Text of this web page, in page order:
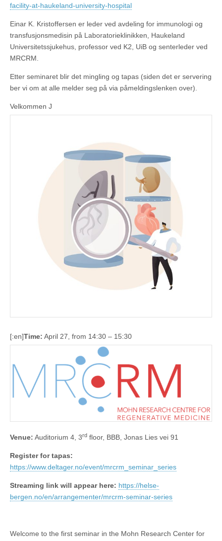
facility-at-haukeland-university-hospital
Einar K. Kristoffersen er leder ved avdeling for immunologi og
transfusjonsmedisin på Laboratorieklinikken, Haukeland
Universitetssjukehus, professor ved K2, UiB og senterleder ved
MRCRM.
Etter seminaret blir det mingling og tapas (siden det er servering
ber vi om at alle melder seg på via påmeldingslenken over).
Velkommen J
[:en]Time: April 27, from 14:30 – 15:30
Venue: Auditorium 4, 3rd floor, BBB, Jonas Lies vei 91
Register for tapas:
https://www.deltager.no/event/mrcrm_seminar_series
Streaming link will appear here: https://helse-
bergen.no/en/arrangementer/mrcrm-seminar-series
Welcome to the first seminar in the Mohn Research Center for